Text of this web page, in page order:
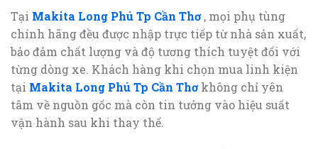
Tại Makita Long Phú Tp Cần Thơ, mọi phụ tùng
chính hãng đều được nhập trực tiếp từ nhà sản xuất,
bảo đảm chất lượng và độ tương thích tuyệt đối với
từng dòng xe. Khách hàng khi chọn mua linh kiện
tại Makita Long Phú Tp Cần Thơkhông chỉ yên
tâm về nguồn gốc mà còn tin tưởng vào hiệu suất
vận hành sau khi thay thế.